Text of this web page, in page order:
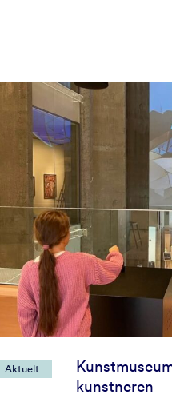
Aktuelt
kunstneren